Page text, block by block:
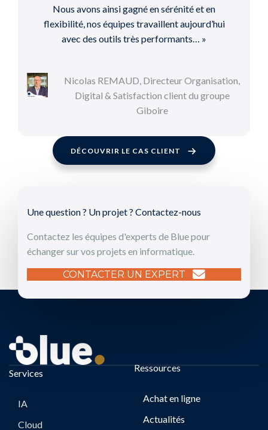
Nous avons ainsi gagné en sérénité et en
flexibilité, nos équipes travaillent aujourd’hui
avec des outils très performants… »
Nicolas REMAUD, Directeur Organisation,
Digital & Satisfaction client du groupe
Giboire
DÉCOUVRIR LE CAS CLIENT
Une question ? Un projet ? Contactez-nous
Contactez les équipes d'experts de Blue pour
échanger sur vos projets en informatique.
CONTACTER UN EXPERT
Services
IA
Cloud
Ressources
Achat en ligne
Actualités